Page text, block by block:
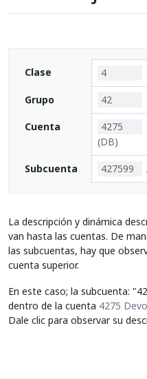
Clase 4
Grupo 42
Cuenta 4275
(DB)
Subcuenta 427599
La descripción y dinámica
van hasta las cuentas. De
las subcuentas, hay que
cuenta superior.
En este caso; la subcuenta:
dentro de la cuenta 4275
Dale clic para observar su